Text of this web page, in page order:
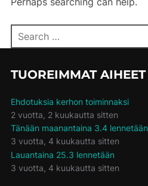
Search
for:
TUOREIMMAT AIHEET
Ehdotuksia kerhon toiminnaksi
2 vuotta, 2 kuukautta sitten
Tänään maanantaina 3.4 lennetään
3 vuotta, 4 kuukautta sitten
Lauantaina 25.3 lennetään
3 vuotta, 4 kuukautta sitten